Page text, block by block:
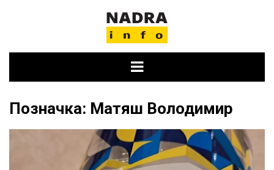
Позначка: Матяш Володимир